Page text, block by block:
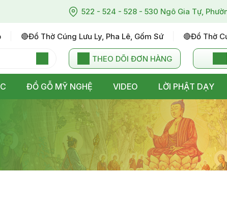
522 - 524 - 528 - 530 Ngô Gia Tự,
🔴đồ Thờ Cúng Lưu Ly, Pha Lê, Gốm Sứ 🔴đồ Thờ
THEO DÕI ĐƠN HÀNG
ĐỒ GỖ MỸ NGHỆ VIDEO LỜI PHẬT DẠY